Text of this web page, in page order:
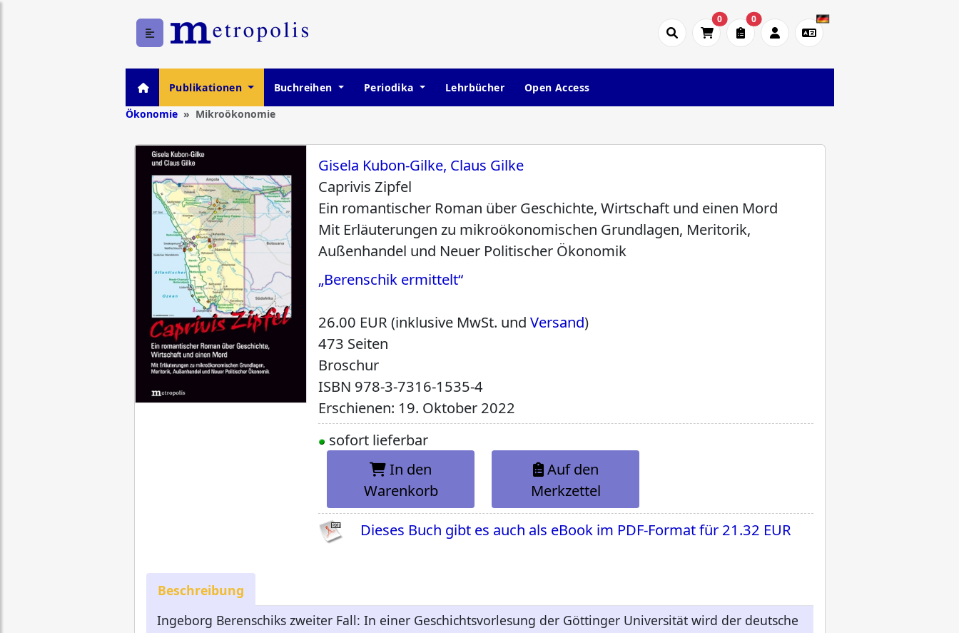
0 0
Publikationen Buchreihen Periodika Lehrbücher
Open Access
Ökonomie
Mikroökonomie
Gisela Kubon-Gilke, Claus Gilke
Caprivis Zipfel
Ein romantischer Roman über Geschichte, Wirtschaft und einen Mord
Mit Erläuterungen zu mikroökonomischen Grundlagen, Meritorik,
Außenhandel und Neuer Politischer Ökonomik
„Berenschik ermittelt“
26.00 EUR (inklusive MwSt. undVersand)
473 Seiten
Broschur
ISBN 978-3-7316-1535-4
Erschienen: 19. Oktober 2022
sofort lieferbar
In den
Warenkorb
Auf den
Merkzettel
Dieses Buch gibt es auch als eBook im PDF-Format für 21.32 EUR
Beschreibung
Ingeborg Berenschiks zweiter Fall: In einer Geschichtsvorlesung der Göttinger Universität wird der deutsche